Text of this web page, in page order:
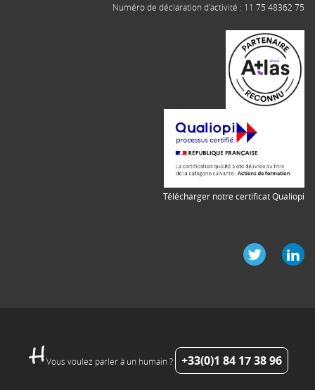
Numéro de déclaration d'activité : 11 75 48362 75
Télécharger notre certificat Qualiopi
Vous voulez parler à un humain ? +33(0)1 84 17 38 96